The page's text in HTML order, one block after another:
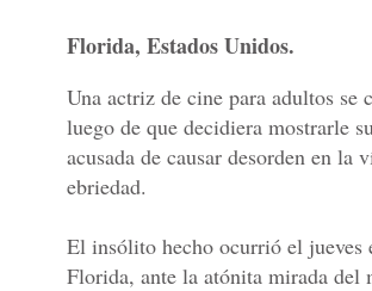
Florida, Estados Unidos.
Una actriz de cine para adultos
luego de que decidiera mostrarle
acusada de causar desorden en la
ebriedad.
El insólito hecho ocurrió el jueves
Florida, ante la atónita mirada del